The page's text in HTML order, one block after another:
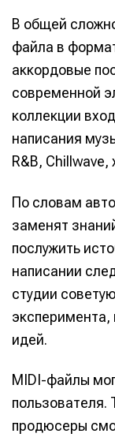
В общей
файла в
аккордовые
современной
коллекции
написания
R&B, Chillwave,
По словам
заменят
послужить
написании
студии
эксперимента,
идей.
MIDI-файлы
продюсеры